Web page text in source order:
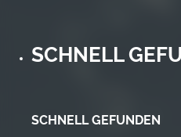
SCHNELL
SCHNELL GEFUNDEN